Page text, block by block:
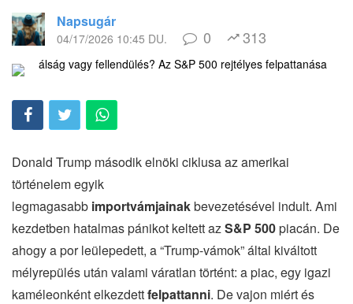
Napsugár
04/17/2026 10:45 DU. 0 313
Donald Trump második elnöki ciklusa az amerikai
történelem egyik
legmagasabb importvámjainakbevezetésével indult. Ami
kezdetben hatalmas pánikot keltett azS&P 500piacán. De
ahogy a por leülepedett, a “Trump-vámok” által kiváltott
mélyrepülés után valami váratlan történt: a piac, egy igazi
kaméleonként elkezdettfelpattanni. De vajon miért és